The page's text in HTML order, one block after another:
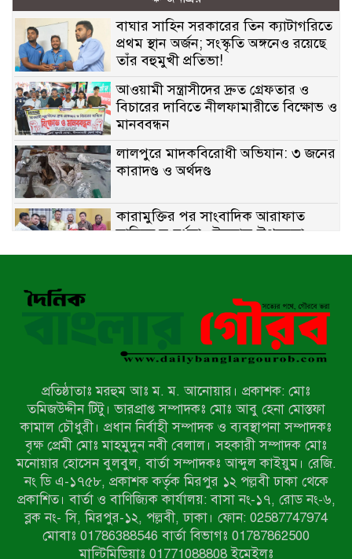
বাঘার সাহিন সরকারের তিন ক্যাটাগরিতে
প্রথম স্থান অর্জন; সংস্কৃতি অঙ্গনেও রয়েছে
তাঁর বহুমুখী প্রতিভা!
আওয়ামী সন্ত্রাসীদের দ্রুত গ্রেফতার ও
বিচারের দাবিতে নীলফামারীতে বিক্ষোভ ও
মানববন্ধন
লালপুরে মাদকবিরোধী অভিযান: ৩ জনের
কারাদণ্ড ও অর্থদণ্ড
কারামুক্তির পর সাংবাদিক আরাফাত
সানিকে সংবর্ধনা, টেকনাফ উপজেলা
প্রেসক্লাবের ফুলেল শুভেচ্ছা
মিয়ানমারের সীমান্তে স্থলমাইন বিস্ফোরণ:
উখিয়ার এক যুবকের পা বিচ্ছিন্ন
৭ম শ্রেণি পড়ুয়া কন্যাকে উত্ত্যক্ত করার
প্রতিবাদ করায় পিতাকে কু*পি*য়ে
জ*খ*ম…!!
জুলাই গণঅভ্যুত্থান দিবস-২০২৬ উপলক্ষে
নীলফামারীতে শহিদদের স্মরণে দোয়া
মাহফিল ও আলোচনা সভা অনুষ্ঠিত
বেলকুচিতে বজ্রপাতে শিক্ষার্থীর মৃত্যু
প্রতিষ্ঠাতাঃ মরহুম আঃ ম. ম. আনোয়ার। প্রকাশক: মোঃ
তমিজউদ্দীন টিটু। ভারপ্রাপ্ত সম্পাদকঃ মোঃ আবু হেনা মোস্তফা
কামাল চৌধুরী। প্রধান নির্বাহী সম্পাদক ও ব্যবস্থাপনা সম্পাদকঃ
বৃক্ষ প্রেমী মোঃ মাহমুদুন নবী বেলাল। সহকারী সম্পাদক মোঃ
মনোয়ার হোসেন বুলবুল, বার্তা সম্পাদকঃ আব্দুল কাইয়ুম। রেজি.
নং ডি এ-১৭৫৮, প্রকাশক কর্তৃক মিরপুর ১২ পল্লবী ঢাকা থেকে
প্রকাশিত। বার্তা ও বাণিজ্যিক কার্যালয়: বাসা নং-১৭, রোড নং-৬,
ব্লক নং- সি, মিরপুর-১২, পল্লবী, ঢাকা। ফোন: 02587747974
মোবাঃ 01786388546 বার্তা বিভাগঃ 01787862500
মাল্টিমিডিয়াঃ 01771088808 ইমেইলঃ